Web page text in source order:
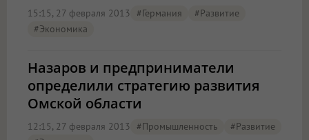
15:15, 27 февраля 2013 #Германия
#Развитие
#экономика
Назаров и предприниматели
определили стратегию развития
Омской области
12:15, 27 февраля 2013 #промышленность
#Развитие